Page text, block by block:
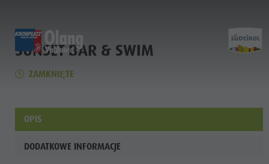
HOME HOME
Home
Aktivitäten
Planen & Buchen
Lust auf Abenteuer
Attività
Pianificare & prenotare
Voglia di avventura
Sports & Activities
Planning & Booking
Spirit of Adventure
SUNSET BAR & SWIM
ZAMKNIĘTE
OPIS
DODATKOWE INFORMACJE